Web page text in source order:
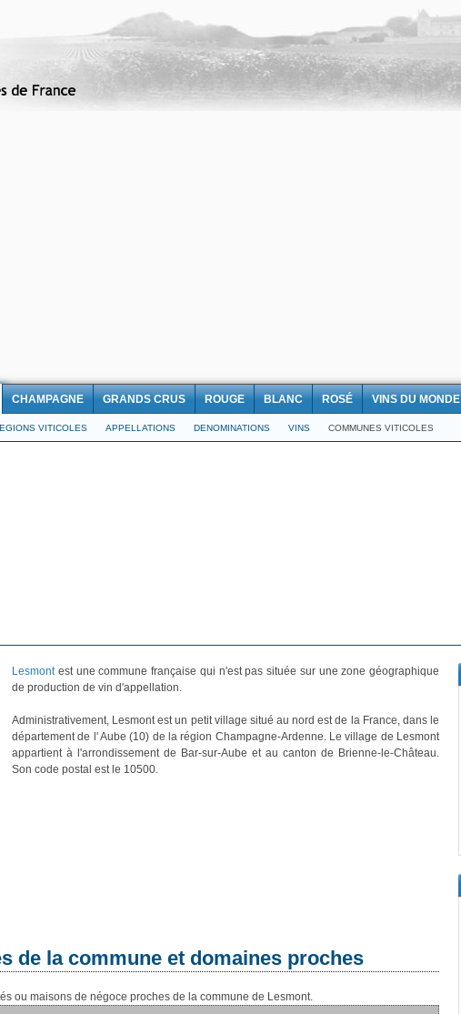
CHAMPAGNE GRANDS CRUS ROUGE BLANC ROSÉ VINS DU MONDE
VITICOLES APPELLATIONS DENOMINATIONS VINS COMMUNES VITICOLES
Lesmontest une commune française qui n'est pas située sur une zone géographique
de production de vin d'appellation.
Administrativement, Lesmont est un petit village situé au nord est de la France, dans le
département de l' Aube (10) de la région Champagne-Ardenne. Le village de Lesmont
appartient à l'arrondissement de Bar-sur-Aube et au canton de Brienne-le-Château.
Son code postal est le 10500.
de la commune et domaines proches
ou maisons de négoce proches de la commune de Lesmont.